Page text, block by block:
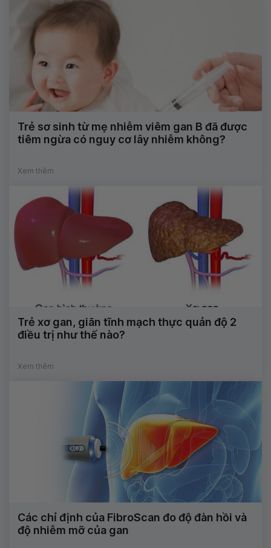
Trẻ sơ sinh từ mẹ nhiễm viêm gan B đã được
tiêm ngừa có nguy cơ lây nhiễm không?
Xem thêm
Trẻ xơ gan, giãn tĩnh mạch thực quản độ 2
điều trị như thế nào?
Xem thêm
Các chỉ định của FibroScan đo độ đàn hồi và
độ nhiễm mỡ của gan